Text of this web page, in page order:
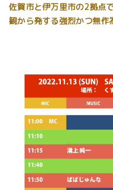
佐賀市と伊万里市の2拠点
観から発する強烈かつ無作